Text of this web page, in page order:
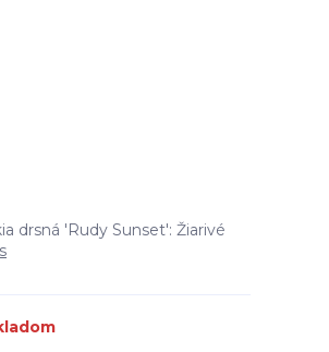
drsná 'Rudy Sunset': Žiarivé